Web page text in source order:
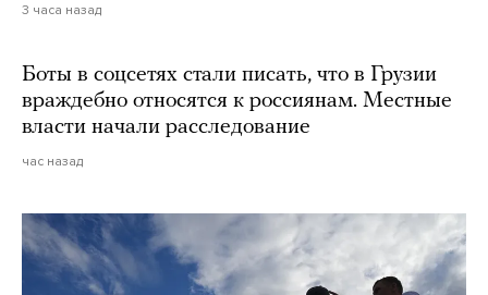
3 часа назад
Боты в соцсетях стали писать, что в Грузии
враждебно относятся к россиянам. Местные
власти начали расследование
час назад